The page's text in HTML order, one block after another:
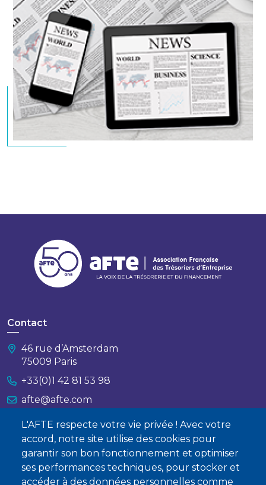
L'AFTE respecte votre vie privée ! Avec votre
accord, notre site utilise des cookies pour
garantir son bon fonctionnement et optimiser
ses performances techniques, pour stocker et
accéder à des données personnelles comme
Contact
46 rue d’Amsterdam
75009 Paris
+33(0)1 42 81 53 98
afte@afte.com
Nous contacter
À propos
Qui sommes-nous ?